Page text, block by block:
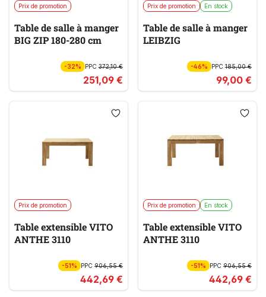
Prix de promotion
Table de salle à manger
BIG ZIP 180-280 cm
-32% PPC 372,10 €
251,09 €
Prix de promotion En stock
Table de salle à manger
LEIBZIG
-46% PPC185,00 €
99,00 €
Prix de promotion
Table extensible VITO
ANTHE 3110
-51% PPC 906,55 €
442,69 €
Prix de promotion En stock
Table extensible VITO
ANTHE 3110
-51% PPC906,55 €
442,69 €